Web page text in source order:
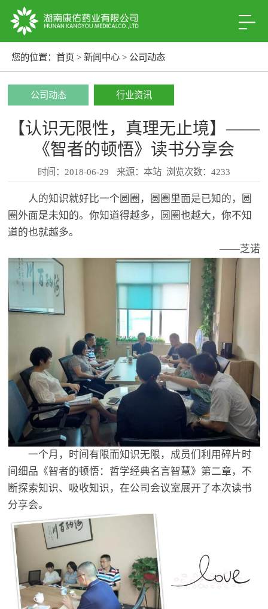
您的位置：首页 >新闻中心 > 公司动态
公司动态 行业资讯
【认识无限性，真理无止境】——
《智者的顿悟》读书分享会
时间：2018-06-29 来源：本站 浏览次数：4233
人的知识就好比一个圆圈，圆圈里面是已知的，圆
圈外面是未知的。你知道得越多，圆圈也越大，你不知
道的也就越多。
——芝诺
一个月，时间有限而知识无限，成员们利用碎片时
间细品《智者的顿悟：哲学经典名言智慧》第二章，不
断探索知识、吸收知识，在公司会议室展开了本次读书
分享会。